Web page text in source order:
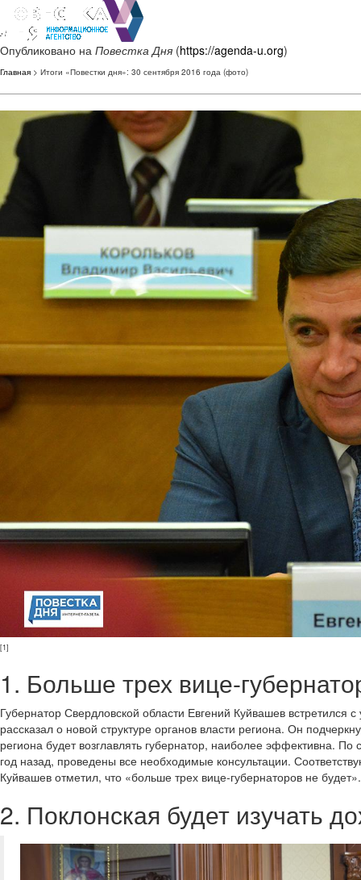
Опубликовано на Повестка Дня (https://agenda-u.org)
Главная > Итоги «Повестки дня»: 30 сентября 2016 года (фото)
[1]
1. Больше трех вице-
Губернатор Свердловской области Евгений Куйвашев
рассказал о новой структуре органов власти региона. Он
региона будет возглавлять губернатор, наиболее эффективна.
год назад, проведены все необходимые консультации.
Куйвашев отметил, что «больше трех вице-губернаторов не будет».
2. Поклонская будет изучать